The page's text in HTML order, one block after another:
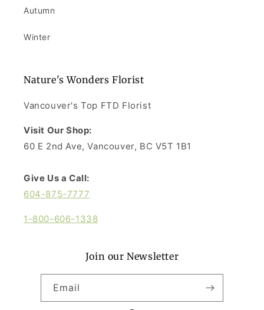
Autumn
Winter
Nature's Wonders Florist
Vancouver's Top FTD Florist
Visit Our Shop:
60 E 2nd Ave, Vancouver, BC V5T 1B1
Give Us a Call:
604-875-7777
1-800-606-1338
Join our Newsletter
Email